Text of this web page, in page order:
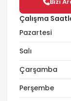
Çalışma
Pazartesi
Salı
Çarşamba
Perşembe